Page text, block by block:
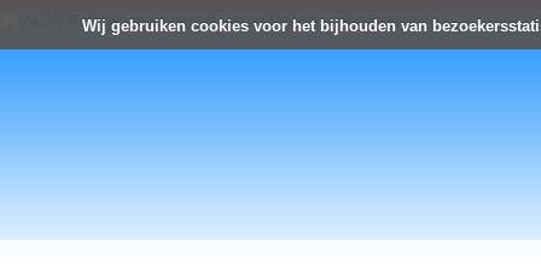
Wij gebruiken cookies voor het bijhouden van